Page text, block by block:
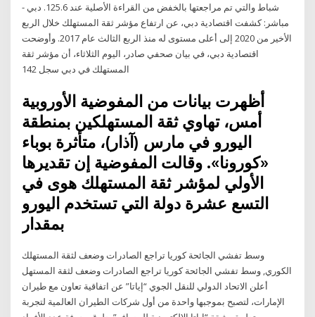
شباط والتي تم مراجعتها بالخفض من القراءة الأصلية عند 125.6. دبي -
مباشر: كشفت اقتصادية دبي، عن ارتفاع مؤشر ثقة المستهلك خلال الربع
الأخير من 2020 إلى أعلى مستوى له منذ الربع الثالث عام 2017. وأوضحت
اقتصادية دبي، في بيان صحفي صادر، اليوم الثلاثاء، أن مؤشر ثقة
المستهلك في دبي سجل 142
أظهرت بيانات من المفوضية الأوروبية
أمس، تهاوي ثقة المستهلكين بمنطقة
اليورو في مارس (آذار)، متأثرة بوباء
«كورونا». وقالت المفوضية إن تقديرها
الأولي لمؤشر ثقة المستهلك هوى في
التسع عشرة دولة التي تستخدم اليورو
بمقدار
وسط تفشي الجائحة كوريا تراجع الصادرات وضعف لثقة المستهلك
الكوري, وسط تفشي الجائحة كوريا تراجع الصادرات وضعف لثقة المستهل
أعلن الاتحاد الدولي للنقل الجوي “إياتا” عن اتفاقية تعاون مع طيران
الإمارات، لتصبح بموجبها واحدة من أول شركات الطيران العالمية لتجربة